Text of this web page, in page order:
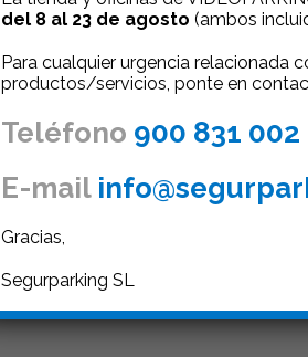
Pinterest
del 8 al 23 de agosto (ambos
Para cualquier urgencia relacionada
productos/servicios, ponte en
Teléfono 900 831 002
E-mail
Gracias,
Segurparking SL